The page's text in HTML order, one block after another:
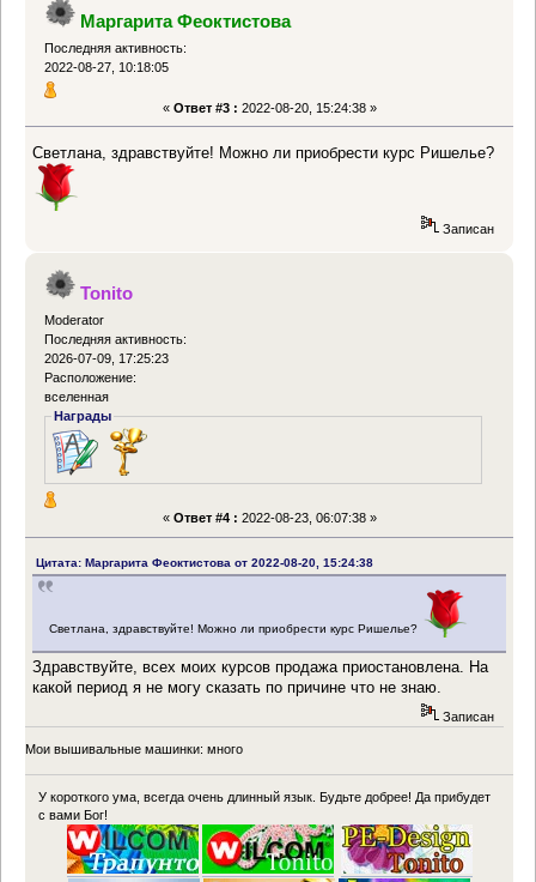
Маргарита Феоктистова
Последняя активность:
2022-08-27, 10:18:05
« Ответ #3 : 2022-08-20, 15:24:38 »
Светлана, здравствуйте! Можно ли приобрести курс Ришелье?
Записан
Tonito
Moderator
Последняя активность:
2026-07-09, 17:25:23
Расположение:
вселенная
Награды
« Ответ #4 : 2022-08-23, 06:07:38 »
Цитата: Маргарита Феоктистова от 2022-08-20, 15:24:38
Светлана, здравствуйте! Можно ли приобрести курс Ришелье?
Здравствуйте, всех моих курсов продажа приостановлена. На
какой период я не могу сказать по причине что не знаю.
Записан
Мои вышивальные машинки: много
У короткого ума, всегда очень длинный язык. Будьте добрее! Да прибудет
с вами Бог!